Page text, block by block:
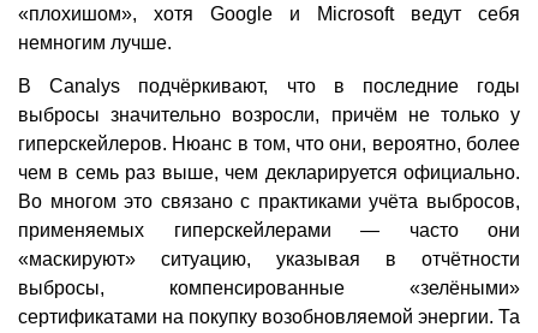
«плохишом», хотя Google и Microsoft ведут себя
немногим лучше.
В Canalys подчёркивают, что в последние годы
выбросы значительно возросли, причём не только у
гиперскейлеров. Нюанс в том, что они, вероятно, более
чем в семь раз выше, чем декларируется официально.
Во многом это связано с практиками учёта выбросов,
применяемых гиперскейлерами — часто они
«маскируют» ситуацию, указывая в отчётности
выбросы, компенсированные «зелёными»
сертификатами на покупку возобновляемой энергии. Та